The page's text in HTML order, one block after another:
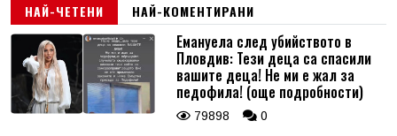
НАЙ-ЧЕТЕНИ НАЙ-КОМЕНТИРАНИ
Емануела след убийството в
Пловдив: Тези деца са спасили
вашите деца! Не ми е жал за
педофила! (още подробности)
79898 0